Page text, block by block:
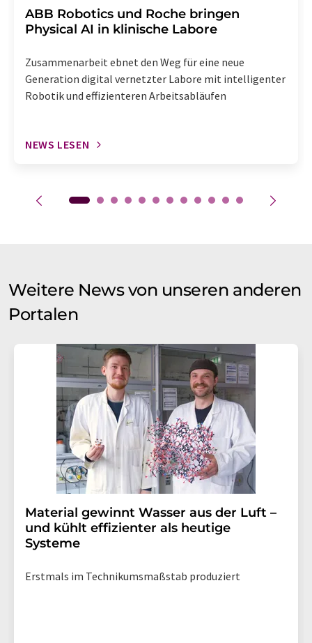
​​​​​​​ABB Robotics und Roche bringen
Physical AI in klinische Labore
Zusammenarbeit ebnet den Weg für eine neue
Generation digital vernetzter Labore mit intelligenter
Robotik und effizienteren Arbeitsabläufen
NEWS LESEN
Weitere News von unseren anderen
Portalen
Material gewinnt Wasser aus der Luft –
und kühlt effizienter als heutige
Systeme
Erstmals im Technikumsmaßstab produziert